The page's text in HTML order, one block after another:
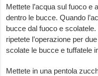
Mettete l’acqua sul fuoco e
dentro le bucce. Quando
bucce dal fuoco e
ripetete l’operazione per
scolate le bucce e tuffatele
Mettete in una pentola